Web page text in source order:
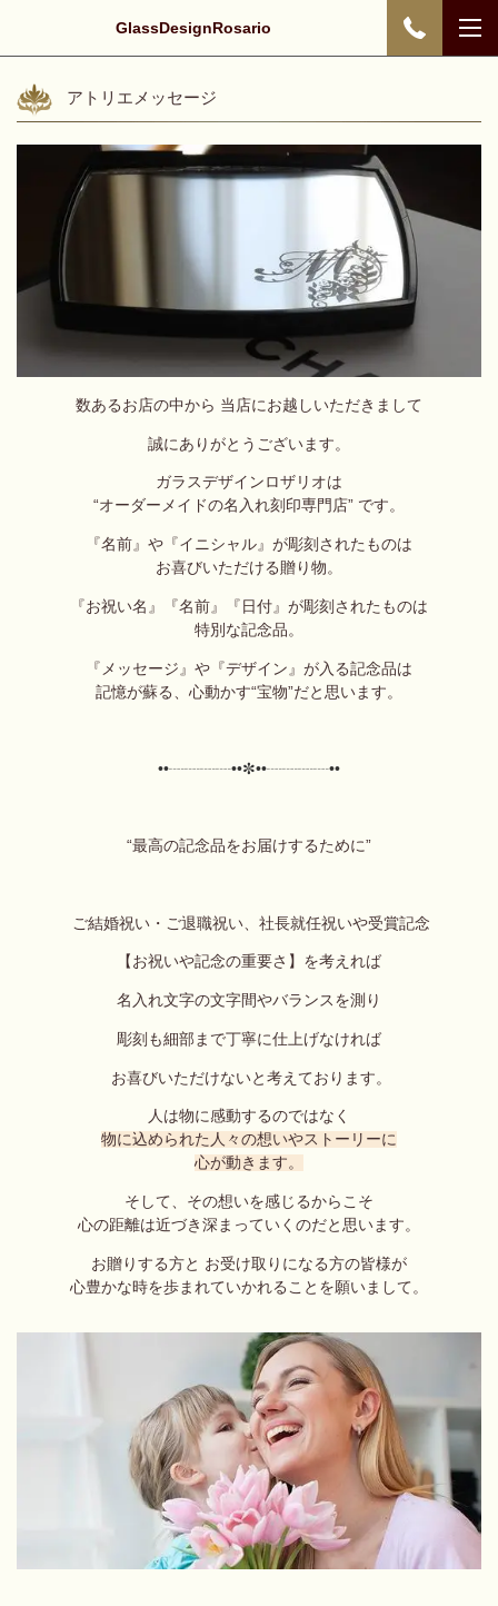
GlassDesignRosario
アトリエメッセージ
数あるお店の中から 当店にお越しいただきまして
誠にありがとうございます。
ガラスデザインロザリオは
“オーダーメイドの名入れ刻印専門店” です。
『名前』や『イニシャル』が彫刻されたものは
お喜びいただける贈り物。
『お祝い名』『名前』『日付』が彫刻されたものは
特別な記念品。
『メッセージ』や『デザイン』が入る記念品は
記憶が蘇る、心動かす“宝物”だと思います。
••┈┈┈┈••✼••┈┈┈┈••
“最高の記念品をお届けするために”
ご結婚祝い・ご退職祝い、社長就任祝いや受賞記念
【お祝いや記念の重要さ】を考えれば
名入れ文字の文字間やバランスを測り
彫刻も細部まで丁寧に仕上げなければ
お喜びいただけないと考えております。
人は物に感動するのではなく
物に込められた人々の想いやストーリーに
心が動きます。
そして、その想いを感じるからこそ
心の距離は近づき深まっていくのだと思いま す 。
お贈りする方と お受け取りになる方の皆様が
心豊かな時を歩まれていかれることを願いまして。